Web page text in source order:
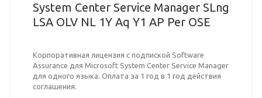
System Center Service Manager SLng
LSA OLV NL 1Y Aq Y1 AP Per OSE
Корпоративная лицензия с подпиской Software
Assurance для Microsoft System Center Service Manager
для одного языка. Оплата за 1 год в 1 год действия
соглашения.